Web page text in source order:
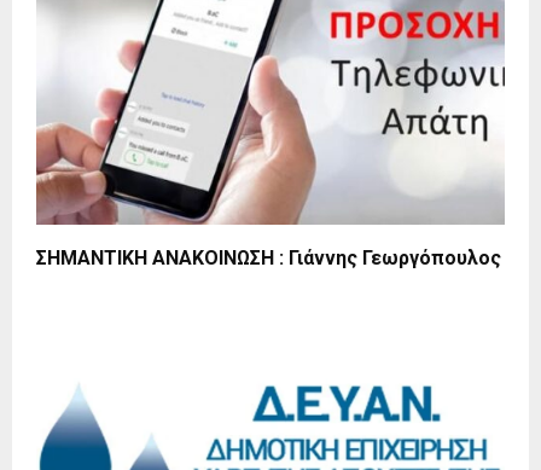
ΣΗΜΑΝΤΙΚΗ ΑΝΑΚΟΙΝΩΣΗ : Γιάννης Γεωργόπουλος